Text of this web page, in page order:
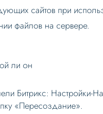
сайтов при
файлов на сервере.
ли он
Битрикс: Настройки-
«Пересоздание».